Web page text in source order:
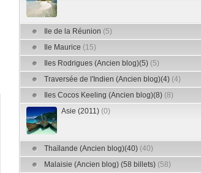
Ile de la Réunion (5)
Ile Maurice (15)
Iles Rodrigues (Ancien blog)(5) (5)
Traversée de l'Indien (Ancien blog)(4) (4)
Iles Cocos Keeling (Ancien blog)(8) (8)
Asie (2011) (0)
Thaïlande (Ancien blog)(40) (40)
Malaisie (Ancien blog) (58 billets) (58)